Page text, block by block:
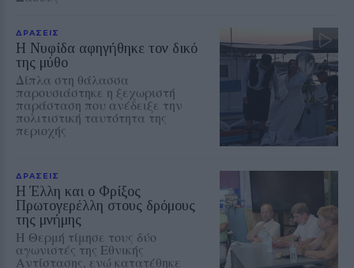
ΔΡΑΣΕΙΣ
Η Νυφίδα αφηγήθηκε τον δικό
της μύθο
Δίπλα στη θάλασσα
παρουσιάστηκε η ξεχωριστή
παράσταση που ανέδειξε την
πολιτιστική ταυτότητα της
περιοχής
ΔΡΑΣΕΙΣ
Η Έλλη και ο Φρίξος
Πρωτογερέλλη στους δρόμους
της μνήμης
Η Θερμή τίμησε τους δύο
αγωνιστές της Εθνικής
Αντίστασης, ενώ κατατέθηκε